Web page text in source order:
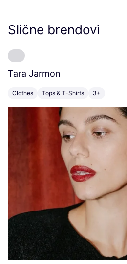
Slične brendovi
Tara Jarmon
Clothes Tops & T-Shirts 3+